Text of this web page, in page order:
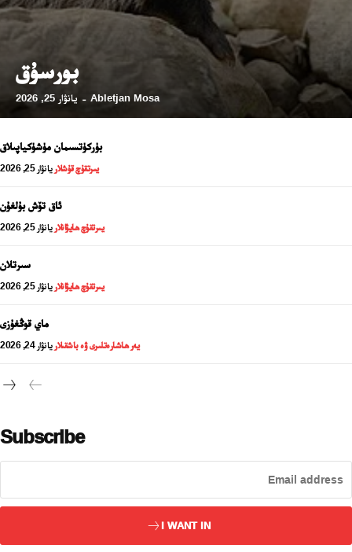
ئەزا بولاي
بورسۇق
Abletjan Mosa
- يانۋار 25, 2026
بۈركۈتسىمان مۈشۈكياپىلاق
يىرتقۇچ قۇشلار يانۋار 25, 2026
ئاق تۆش بۇلغۇن
يىرتقۇچ ھايۋانلار يانۋار 25, 2026
سىرتلان
يىرتقۇچ ھايۋانلار يانۋار 25, 2026
ماي قوڭغۇزى
يەر ھاشارەتلىرى ۋە باشقىلار يانۋار 24, 2026
Subscribe
I WANT IN